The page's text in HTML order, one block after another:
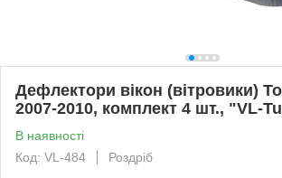
Дефлектори вікон (вітровики)
2007-2010, комплект 4 шт., "VL-
В наявності
Код: VL-484
Роздріб